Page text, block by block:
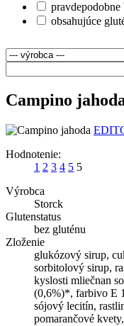
pravdepodobne
obsahujúce
Campino
Hodnotenie:
1 2 3 4 5 5
Výrobca
Storck
Glutenstatus
bez gluténu
Zloženie
glukózový sirup,
sorbitolový sirup,
kyslosti mliečnan
(0,6%)*, farbivo E
sójový lecitín,
pomarančové